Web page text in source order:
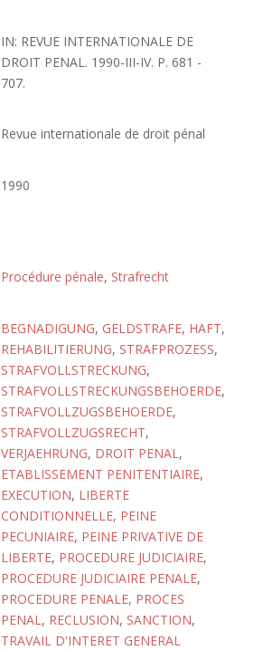
IN: REVUE INTERNATIONALE DE
DROIT PENAL. 1990-III-IV. P. 681 -
707.
Revue internationale de droit pénal
1990
Procédure pénale, Strafrecht
BEGNADIGUNG, GELDSTRAFE, HAFT,
REHABILITIERUNG, STRAFPROZESS,
STRAFVOLLSTRECKUNG,
STRAFVOLLSTRECKUNGSBEHOERDE,
STRAFVOLLZUGSBEHOERDE,
STRAFVOLLZUGSRECHT,
VERJAEHRUNG, DROIT PENAL,
ETABLISSEMENT PENITENTIAIRE,
EXECUTION, LIBERTE
CONDITIONNELLE, PEINE
PECUNIAIRE, PEINE PRIVATIVE DE
LIBERTE, PROCEDURE JUDICIAIRE,
PROCEDURE JUDICIAIRE PENALE,
PROCEDURE PENALE, PROCES
PENAL, RECLUSION, SANCTION,
TRAVAIL D'INTERET GENERAL